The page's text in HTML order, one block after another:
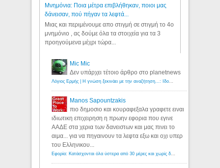
Μνημόνια: Ποια μέτρα επιβλήθηκαν, ποιοι μας
δάνεισαν, πού πήγαν τα λεφτά...
Μιας και περιμένουμε απο στιγμή σε στιγμή το 4ο
μνημόνιο , ας δούμε όλα τα στοιχεία για τα 3
προηγούμενα μέχρι τώρα...
Mic Mic
Δεν υπάρχει τέτοιο άρθρο στο planetnews
Λόγιος Ερμής | Η γνώση ξεκινάει με την αναζήτηση...: Ιδού οι 18 που χρωστούν 11 δις ευρώ!
Manos Sapountzakis
πιο δημοσιο και κουραφεξαλα γραφετε ειναι
ιδιωτικη επιχειρηση η πρωην εφορια που εγινε
ΑΑΔΕ στα χερια των δανειστων και μας πινει το
αιμα... για να πηγαινουν τα λεφτα εξω και οχι υπερ
του Ελληνικου...
Εφορία: Κατάσχονται όλα ύστερα από 30 μέρες και χωρίς δικαστικές αποφάσεις - Λόγιος Ερμής